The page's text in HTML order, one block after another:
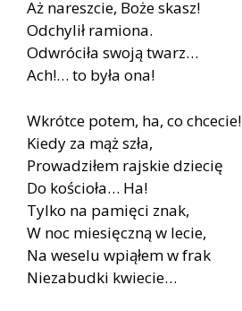
Aż nareszcie, Boże skasz!
Odchylił ramiona.
Odwróciła swoją twarz…
Ach!… to była ona!
Wkrótce potem, ha, co chcecie!
Kiedy za mąż szła,
Prowadziłem rajskie dziecię
Do kościoła… Ha!
Tylko na pamięci znak,
W noc miesięczną w lecie,
Na weselu wpiąłem w frak
Niezabudki kwiecie…